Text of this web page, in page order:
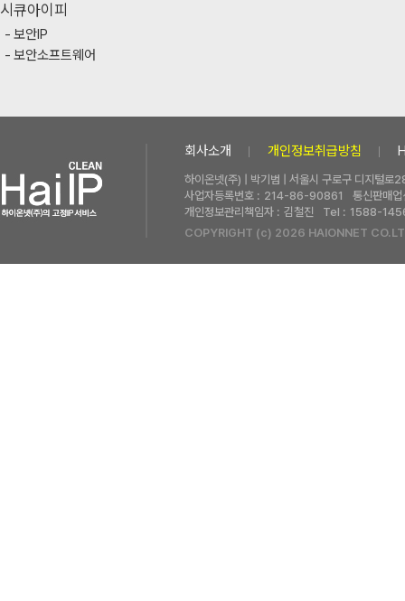
시큐아이피
보안IP
보안소프트웨어
회사소개 개인정보취급방침
하이온넷(주) | 박기범 | 서울시 구로구 디지털
사업자등록번호 : 214-86-90861
통신판매
개인정보관리책임자 : 김철진 Tel : 1588-
COPYRIGHT (c) 2026 HAIONNET